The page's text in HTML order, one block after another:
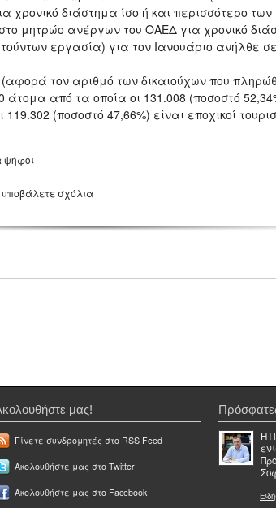
διάστημα ίσο ή και περισσότερο των
μητρώο ανέργων του ΟΑΕΔ για χρονικό
εργασία) για τον Ιανουάριο ανήλθε
τον αριθμό των δικαιούχων που
από τα οποία οι 131.008 (ποσοστό
119.302 (ποσοστό 47,66%) είναι εποχικοί
ψήφοι
σχόλια
μας!
Γίνετε συνδρομητές στο RSS Feed
Ακολουθήστε μας στο Twitter
Ακολουθήστε μας στο Facebook
Η